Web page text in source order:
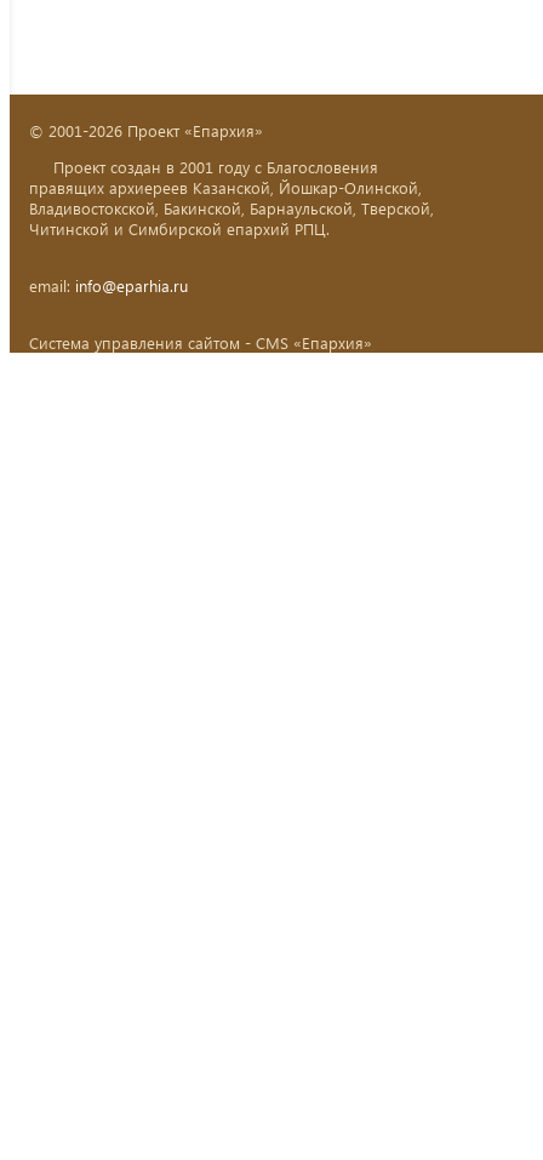
© 2001-2026 Проект «Епархия»
Проект создан в 2001 году с Благословения
правящих архиереев Казанской, Йошкар-Олинской,
Владивостокской, Бакинской, Барнаульской, Тверской,
Читинской и Симбирской епархий РПЦ.
email: info@eparhia.ru
Система управления сайтом - CMS «Епархия»